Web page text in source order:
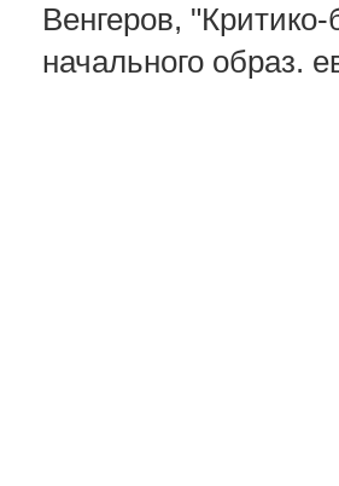
Венгеров,
начального образ.